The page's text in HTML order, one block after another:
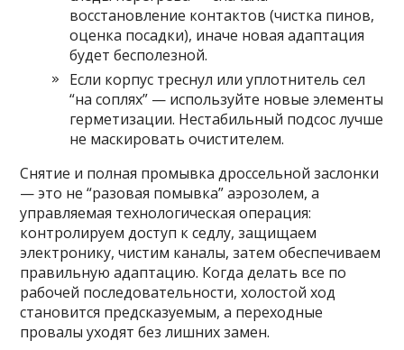
восстановление контактов (чистка пинов,
оценка посадки), иначе новая адаптация
будет бесполезной.
Если корпус треснул или уплотнитель сел
“на соплях” — используйте новые элементы
герметизации. Нестабильный подсос лучше
не маскировать очистителем.
Снятие и полная промывка дроссельной заслонки
— это не “разовая помывка” аэрозолем, а
управляемая технологическая операция:
контролируем доступ к седлу, защищаем
электронику, чистим каналы, затем обеспечиваем
правильную адаптацию. Когда делать все по
рабочей последовательности, холостой ход
становится предсказуемым, а переходные
провалы уходят без лишних замен.